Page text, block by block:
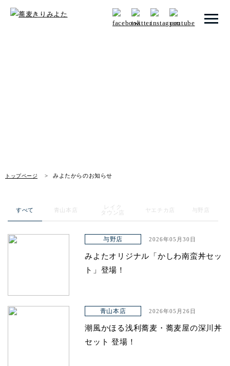
トップページ みよたからのお知らせ
お知らせ
アクセス
すべて 青山本店
レイク
タウン店
ヤエチカ店 与野店
与野店 2026年05月30日
みよたオリジナル「かしわ南蛮丼セッ
ト」登場！
青山本店 2026年05月26日
潮風かほる浅利蕎麦・蕎麦屋の深川丼
セット 登場！